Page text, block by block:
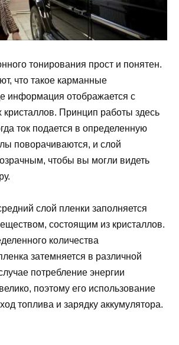
тонирования прост и понятен.
что такое карманные
информация отображается с
Принцип работы здесь
ток подается в определенную
поворачиваются, и слой
чтобы вы могли видеть
слой пленки заполняется
состоящим из кристаллов.
количества
затемняется в различной
потребление энергии
поэтому его использование
топлива и зарядку аккумулятора.